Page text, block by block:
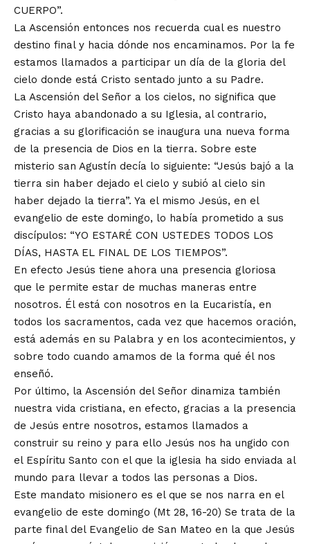
CUERPO”.
La Ascensión entonces nos recuerda cual es nuestro
destino final y hacia dónde nos encaminamos. Por la fe
estamos llamados a participar un día de la gloria del
cielo donde está Cristo sentado junto a su Padre.
La Ascensión del Señor a los cielos, no significa que
Cristo haya abandonado a su Iglesia, al contrario,
gracias a su glorificación se inaugura una nueva forma
de la presencia de Dios en la tierra. Sobre este
misterio san Agustín decía lo siguiente: “Jesús bajó a la
tierra sin haber dejado el cielo y subió al cielo sin
haber dejado la tierra”. Ya el mismo Jesús, en el
evangelio de este domingo, lo había prometido a sus
discípulos: “YO ESTARÉ CON USTEDES TODOS LOS
DÍAS, HASTA EL FINAL DE LOS TIEMPOS”.
En efecto Jesús tiene ahora una presencia gloriosa
que le permite estar de muchas maneras entre
nosotros. Él está con nosotros en la Eucaristía, en
todos los sacramentos, cada vez que hacemos oración,
está además en su Palabra y en los acontecimientos, y
sobre todo cuando amamos de la forma qué él nos
enseñó.
Por último, la Ascensión del Señor dinamiza también
nuestra vida cristiana, en efecto, gracias a la presencia
de Jesús entre nosotros, estamos llamados a
construir su reino y para ello Jesús nos ha ungido con
el Espíritu Santo con el que la iglesia ha sido enviada al
mundo para llevar a todos las personas a Dios.
Este mandato misionero es el que se nos narra en el
evangelio de este domingo (Mt 28, 16-20) Se trata de la
parte final del Evangelio de San Mateo en la que Jesús